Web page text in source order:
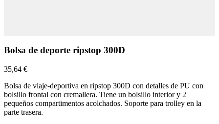
Bolsa de deporte ripstop 300D
35,64 €
Bolsa de viaje-deportiva en ripstop 300D con detalles de PU con
bolsillo frontal con cremallera. Tiene un bolsillo interior y 2
pequeños compartimentos acolchados. Soporte para trolley en la
parte trasera.